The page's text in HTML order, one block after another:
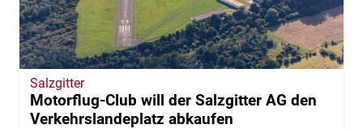
Salzgitter
Motorflug-Club will der Salzgitter AG den
Verkehrslandeplatz abkaufen